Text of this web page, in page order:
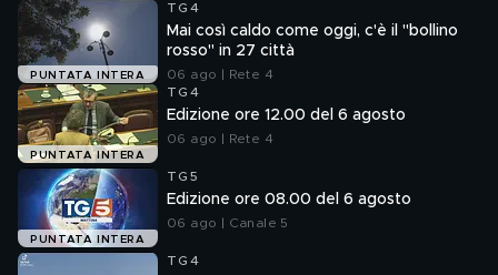
PUNTATA INTERA
TG4
Mai così caldo come oggi, c'è il "bollino
rosso" in 27 città
06 ago | Rete 4
PUNTATA INTERA
TG4
Edizione ore 12.00 del 6 agosto
06 ago | Rete 4
PUNTATA INTERA
TG5
Edizione ore 08.00 del 6 agosto
06 ago | Canale 5
TG4